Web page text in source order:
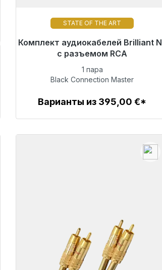
STATE OF THE ART
Комплект аудиокабелей Brilliant
с разъемом RCA
Готовы к немедленной отправке,
срок поставки 48 часов*
494,00 €
Детали
1 пара
Black Connection Master
Варианты из 395,00 €*